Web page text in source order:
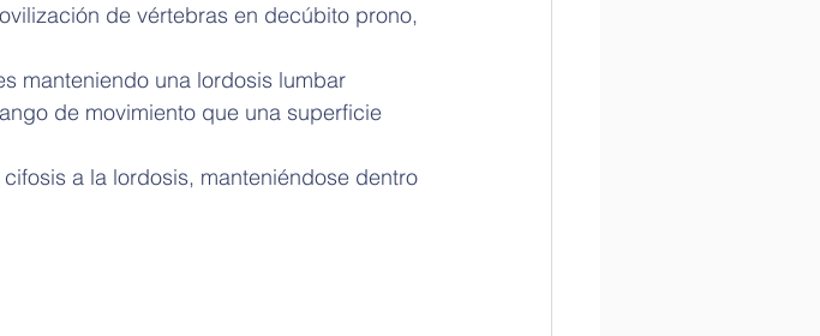
de vértebras en decúbito prono,
manteniendo una lordosis lumbar
de movimiento que una superficie
a la lordosis, manteniéndose dentro